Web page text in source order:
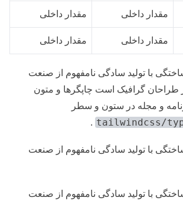
مقدار داخلی مقدار داخلی
مقدار داخلی مقدار داخلی
با تولید سادگی نامفهوم از صنعت
طراحان گرافیک است چاپگرها و متون
و مجله در ستون و سطر
.
با تولید سادگی نامفهوم از صنعت
با تولید سادگی نامفهوم از صنعت